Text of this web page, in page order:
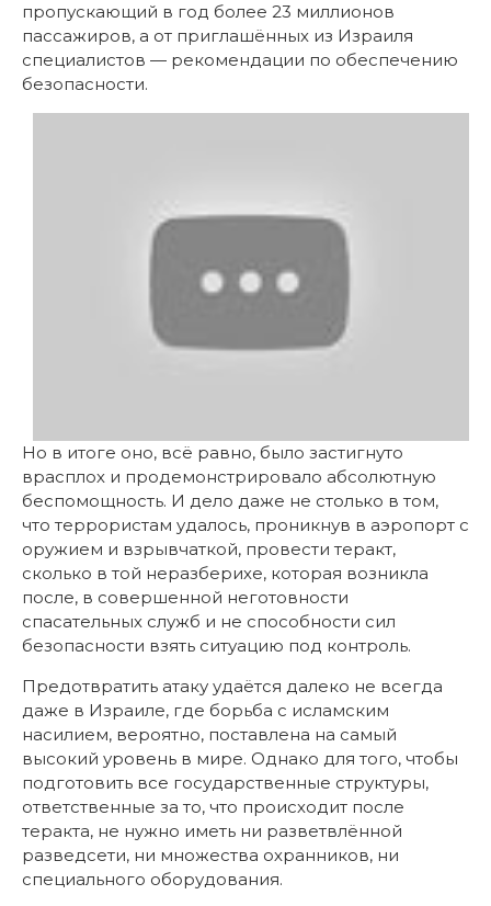
пропускающий в год более 23 миллионов
пассажиров, а от приглашённых из Израиля
специалистов — рекомендации по обеспечению
безопасности.
Но в итоге оно, всё равно, было застигнуто
врасплох и продемонстрировало абсолютную
беспомощность. И дело даже не столько в том,
что террористам удалось, проникнув в аэропорт с
оружием и взрывчаткой, провести теракт,
сколько в той неразберихе, которая возникла
после, в совершенной неготовности
спасательных служб и не способности сил
безопасности взять ситуацию под контроль.
Предотвратить атаку удаётся далеко не всегда
даже в Израиле, где борьба с исламским
насилием, вероятно, поставлена на самый
высокий уровень в мире. Однако для того, чтобы
подготовить все государственные структуры,
ответственные за то, что происходит после
теракта, не нужно иметь ни разветвлённой
разведсети, ни множества охранников, ни
специального оборудования.